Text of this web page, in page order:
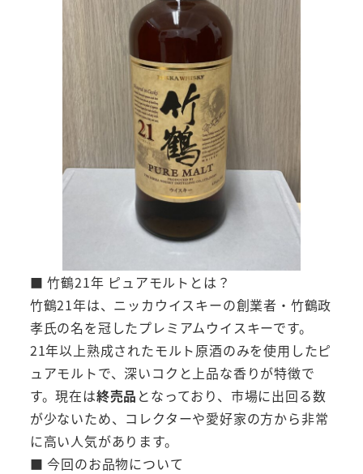
■ 竹鶴21年 ピュアモルトとは？
竹鶴21年は、ニッカウイスキーの創業者・竹鶴政
孝氏の名を冠したプレミアムウイスキーです。
21年以上熟成されたモルト原酒のみを使用したピ
ュアモルトで、深いコクと上品な香りが特徴で
す。現在は終売品 となっており、市場に出回る数
が少ないため、コレクターや愛好家の方から非常
に高い人気があります。
■ 今回のお品物について